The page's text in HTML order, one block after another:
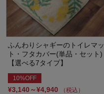
ふんわりシャギーのトイレマッ
ト・フタカバー(単品・セット)
【選べる7タイプ】
10%OFF
¥3,140～¥4,940
（税込）